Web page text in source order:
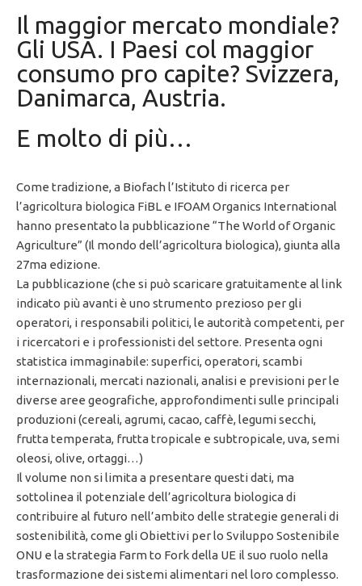
Il maggior mercato mondiale?
Gli USA. I Paesi col maggior
consumo pro capite? Svizzera,
Danimarca, Austria.
E molto di più…
Come tradizione, a Biofach l’Istituto di ricerca per
l’agricoltura biologica FiBL e IFOAM Organics International
hanno presentato la pubblicazione “The World of Organic
Agriculture” (Il mondo dell’agricoltura biologica), giunta alla
27ma edizione.
La pubblicazione (che si può scaricare gratuitamente al link
indicato più avanti è uno strumento prezioso per gli
operatori, i responsabili politici, le autorità competenti, per
i ricercatori e i professionisti del settore. Presenta ogni
statistica immaginabile: superfici, operatori, scambi
internazionali, mercati nazionali, analisi e previsioni per le
diverse aree geografiche, approfondimenti sulle principali
produzioni (cereali, agrumi, cacao, caffè, legumi secchi,
frutta temperata, frutta tropicale e subtropicale, uva, semi
oleosi, olive, ortaggi…)
Il volume non si limita a presentare questi dati, ma
sottolinea il potenziale dell’agricoltura biologica di
contribuire al futuro nell’ambito delle strategie generali di
sostenibilità, come gli Obiettivi per lo Sviluppo Sostenibile
ONU e la strategia Farm to Fork della UE il suo ruolo nella
trasformazione dei sistemi alimentari nel loro complesso.